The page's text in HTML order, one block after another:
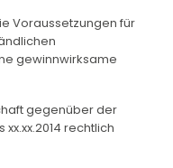
Voraussetzungen für
gewinnwirksame
gegenüber der
rechtlich